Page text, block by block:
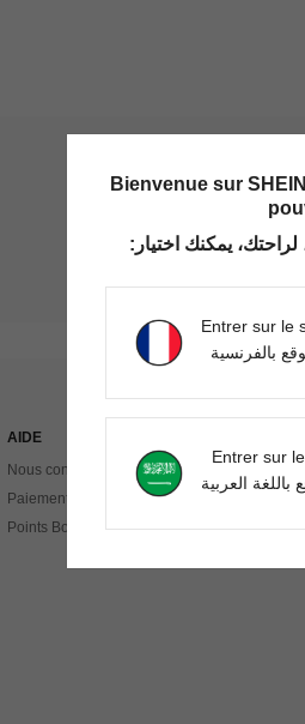
AIDE
Nous contacter
Paiement
Points Bonus
Bienvenue sur
يمكنك اختيار:
Entrer sur le
بالفرنسية
Entrer sur
باللغة العربية